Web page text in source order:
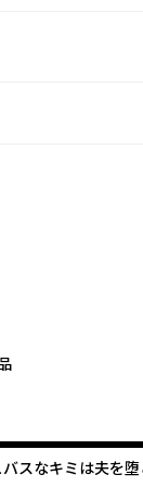
スなキミは夫を